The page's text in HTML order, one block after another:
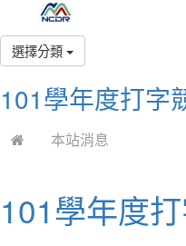
選擇分類
101學年度打字
本站消息
101學年度